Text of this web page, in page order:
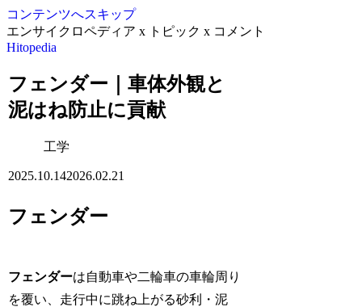
コンテンツへスキップ
エンサイクロペディア x トピック x コメント
Hitopedia
フェンダー｜車体外観と
泥はね防止に貢献
工学
2025.10.142026.02.21
フェンダー
フェンダーは自動車や二輪車の車輪周り
を覆い、走行中に跳ね上がる砂利・泥